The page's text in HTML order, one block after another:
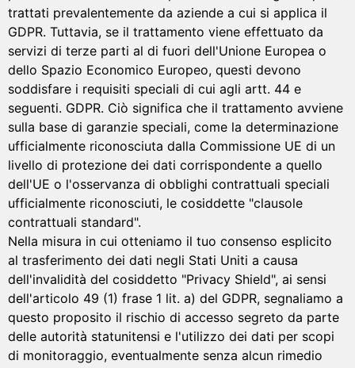
trattati prevalentemente da aziende a cui si applica il
GDPR. Tuttavia, se il trattamento viene effettuato da
servizi di terze parti al di fuori dell'Unione Europea o
dello Spazio Economico Europeo, questi devono
soddisfare i requisiti speciali di cui agli artt. 44 e
seguenti. GDPR. Ciò significa che il trattamento avviene
sulla base di garanzie speciali, come la determinazione
ufficialmente riconosciuta dalla Commissione UE di un
livello di protezione dei dati corrispondente a quello
dell'UE o l'osservanza di obblighi contrattuali speciali
ufficialmente riconosciuti, le cosiddette "clausole
contrattuali standard".
Nella misura in cui otteniamo il tuo consenso esplicito
al trasferimento dei dati negli Stati Uniti a causa
dell'invalidità del cosiddetto "Privacy Shield", ai sensi
dell'articolo 49 (1) frase 1 lit. a) del GDPR, segnaliamo a
questo proposito il rischio di accesso segreto da parte
delle autorità statunitensi e l'utilizzo dei dati per scopi
di monitoraggio, eventualmente senza alcun rimedio